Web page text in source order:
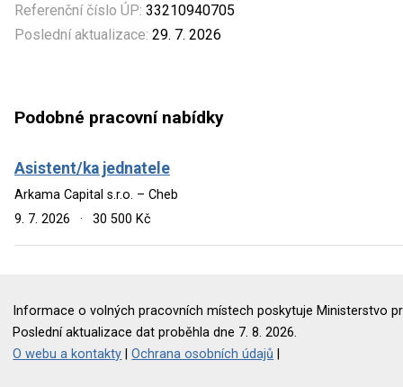
Referenční číslo ÚP: 33210940705
Poslední aktualizace: 29. 7. 2026
Podobné pracovní nabídky
Asistent/ka jednatele
Arkama Capital s.r.o. – Cheb
9. 7. 2026
· 30 500 Kč
Informace o volných pracovních místech poskytuje Ministerstvo
Poslední aktualizace dat proběhla dne 7. 8. 2026.
O webu a kontakty |Ochrana osobních údajů